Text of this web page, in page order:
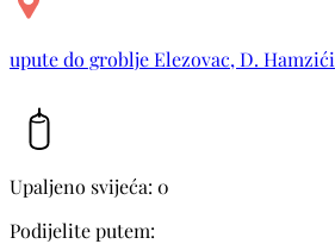
upute do groblje Elezovac, D. Hamzići
Upaljeno svijeća: 0
Podijelite putem: